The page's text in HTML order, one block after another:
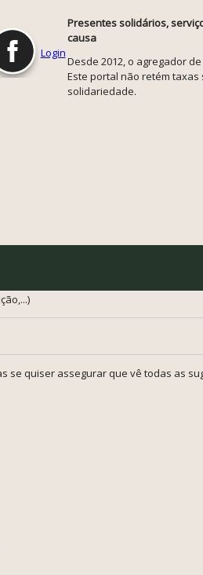
Login
Presentes solidários,
causa
Desde 2012, o agregador
Este portal não retém
solidariedade.
se quiser assegurar que vê todas as